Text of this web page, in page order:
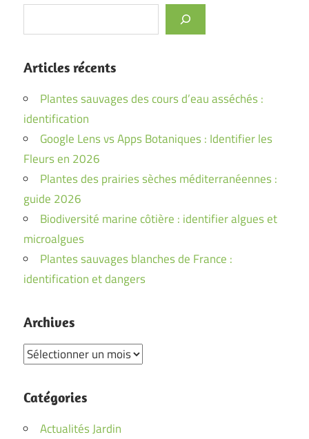
Articles récents
Plantes sauvages des cours d’eau asséchés :
identification
Google Lens vs Apps Botaniques : Identifier les
Fleurs en 2026
Plantes des prairies sèches méditerranéennes :
guide 2026
Biodiversité marine côtière : identifier algues et
microalgues
Plantes sauvages blanches de France :
identification et dangers
Archives
Archives
Catégories
Actualités Jardin